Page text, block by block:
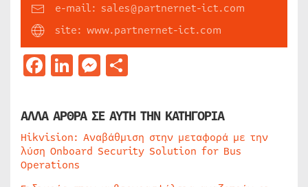
e-mail: sales@partnernet-ict.com
site: www.partnernet-ict.com
Facebook
LinkedIn
Messenger
ΑΛΛΑ ΑΡΘΡΑ ΣΕ ΑΥΤΗ ΤΗΝ ΚΑΤΗΓΟΡΙΑ
Hikvision: Αναβάθμιση στην μεταφορά με την
λύση Onboard Security Solution for Bus
Operations